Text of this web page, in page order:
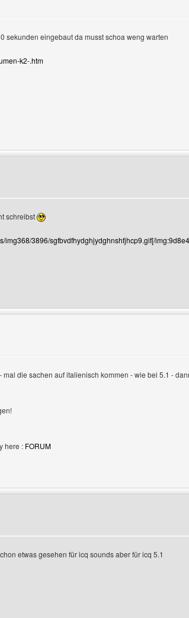
sekunden eingebaut da musst schoa weng warten
k2-.htm
schreibst
img368/3896/sgfbvdfhydghjydghnshfjhcp9.gif[/
gfx
die sachen auf italienisch kommen - wie bei 5.1 -
here : FORUM
etwas gesehen für icq sounds aber für icq 5.1